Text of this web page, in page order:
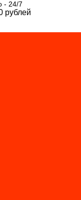
- 24/7
рублей